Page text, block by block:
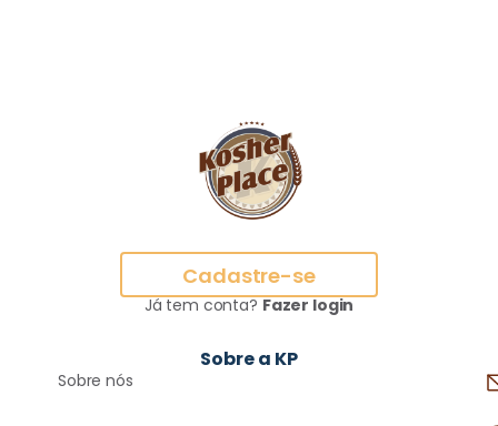
Cadastre-se
Já tem conta?Fazer login
Sobre a KP
Sobre nós